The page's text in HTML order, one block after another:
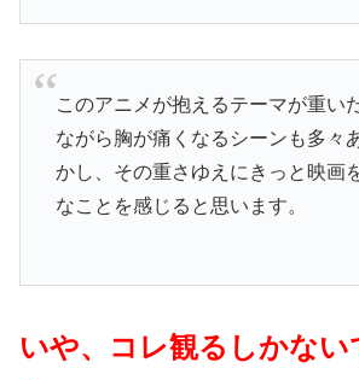
このアニメが抱えるテーマが重い
ながら胸が痛くなるシーンも多々
かし、その重さゆえにきっと映画
なことを感じると思います。
いや、コレ観るしかない